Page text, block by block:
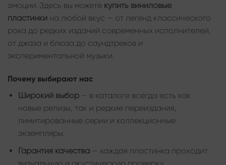
эмоции. Здесь вы можете купить виниловые
пластинки на любой вкус — от легенд классического
рока до редких изданий современных исполнителей,
от джаза и блюза до саундтреков и
экспериментальной музыки.
Почему выбирают нас
Широкий выбор— в каталоге всегда есть как
новые релизы, так и редкие переиздания,
лимитированные серии и коллекционные
экземпляры.
Гарантия качества— каждая пластинка проходит